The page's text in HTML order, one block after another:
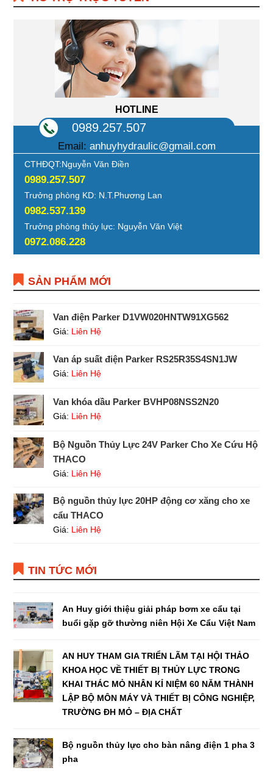
HOTLINE
0989.257.507
Email: anhuyhydraulic@gmail.com
CTHĐQT:Nguyễn Văn Điền
0989.257.507
Trưởng phòng KD: N.T.Phương Lan
0982.537.139
Trưởng phòng thủy lực: Nguyễn Văn Việt
0972.086.228
SẢN PHẨM MỚI
Van điện Parker D1VW020HNTW91XG562
Giá: Liên Hệ
Van áp suất điện Parker RS25R35S4SN1JW
Giá: Liên Hệ
Van khóa dầu Parker BVHP08NSS2N20
Giá: Liên Hệ
Bộ Nguồn Thủy Lực 24V Parker Cho Xe Cứu Hộ
THACO
Giá: Liên Hệ
Bộ nguồn thủy lực 20HP động cơ xăng cho xe
cẩu THACO
Giá: Liên Hệ
TIN TỨC MỚI
An Huy giới thiệu giải pháp bơm xe cẩu tại
buổi gặp gỡ thường niên Hội Xe Cẩu Việt Nam
AN HUY THAM GIA TRIỂN LÃM TẠI HỘI THẢO
KHOA HỌC VỀ THIẾT BỊ THỦY LỰC TRONG
KHAI THÁC MỎ NHÂN KỈ NIỆM 60 NĂM THÀNH
LẬP BỘ MÔN MÁY VÀ THIẾT BỊ CÔNG NGHIỆP,
TRƯỜNG ĐH MỎ – ĐỊA CHẤT
Bộ nguồn thủy lực cho bàn nâng điện 1 pha 3
pha